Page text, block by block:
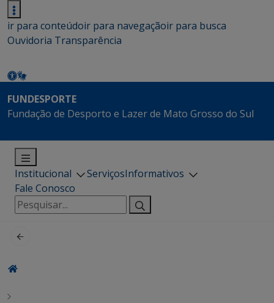
ir para conteúdoir para navegaçãoir para busca
Ouvidoria Transparência
FUNDESPORTE
Fundação de Desporto e Lazer de Mato Grosso do Sul
Institucional ServiçosInformativos
Fale Conosco
Pesquisar
por: